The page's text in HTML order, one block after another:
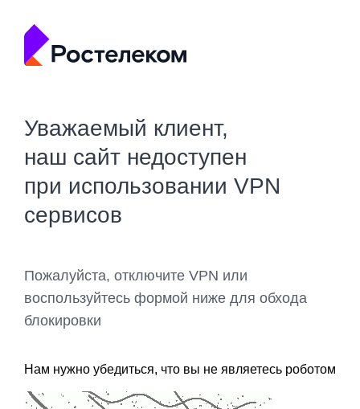
Уважаемый клиент,
наш сайт недоступен
при использовании VPN
сервисов
Пожалуйста, отключите VPN или
воспользуйтесь формой ниже для обхода
блокировки
Нам нужно убедиться, что вы не являетесь роботом